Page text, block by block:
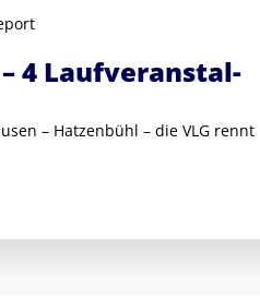
4 Lauf­veranstal­
– Hatzenbühl – die VLG rennt